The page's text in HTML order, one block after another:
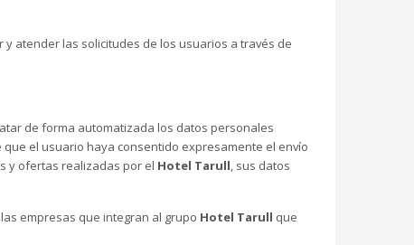
atender las solicitudes de los usuarios a través de
de forma automatizada los datos personales
el usuario haya consentido expresamente el envío
y ofertas realizadas por el Hotel Tarull, sus datos
empresas que integran al grupo Hotel Tarull que